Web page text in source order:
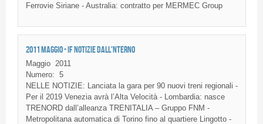
Ferrovie Siriane - Australia: contratto per MERMEC Group
2011 MAGGIO - IF NOTIZIE DALL'NTERNO
Maggio
2011
Numero: 5
NELLE NOTIZIE: Lanciata la gara per 90 nuovi treni regionali -
Per il 2019 Venezia avrà l’Alta Velocità - Lombardia: nasce
TRENORD dall’alleanza TRENITALIA – Gruppo FNM -
Metropolitana automatica di Torino fino al quartiere Lingotto -